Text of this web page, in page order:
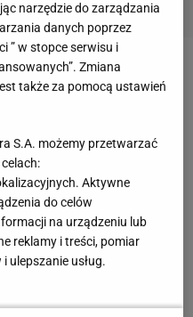
wciąż pomaga
się wytłumaczyć
w finale Rolanda
wygląda teraz dużo
plan na rozgrywanie
gemie decydującego
narzędzie do zarządzania
danych poprzez
” w stopce serwisu i
Zmiana
także za pomocą ustawień
S.A. możemy przetwarzać
Aktywne
do celów
na urządzeniu lub
reklamy i treści, pomiar
ulepszanie usług.